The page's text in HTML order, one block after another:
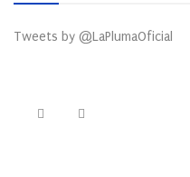
Tweets by @LaPlumaOficial